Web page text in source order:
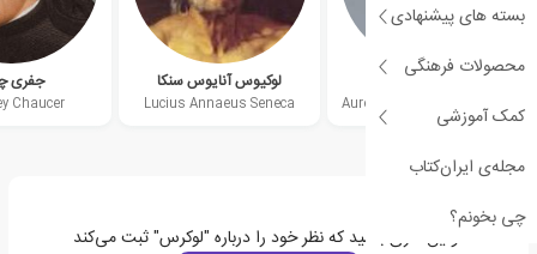
بسته های پیشنهادی
محصولات فرهنگی
کمک آموزشی
مجله‌ی ایران‌کتاب
چی بخونم؟
مارکوس اورلیوس
Aurelius Marcus Antoninus
لوکیوس آنایوس سنکا
Lucius Annaeus Seneca
جفری
Chaucer
اولین نفری باشید که نظر خود را درباره "لوکرس" ثبت می‌کند